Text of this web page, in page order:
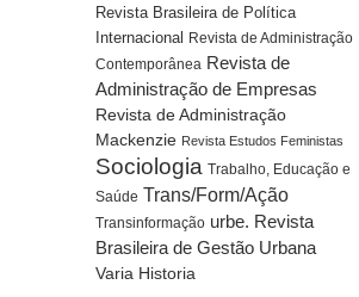
Revista Brasileira de Política
Internacional Revista de Administração
Contemporânea Revista de
Administração de Empresas
Revista de Administração
Mackenzie Revista Estudos Feministas
Sociologia Trabalho, Educação e
Saúde Trans/Form/Ação
Transinformação urbe. Revista
Brasileira de Gestão Urbana
Varia Historia